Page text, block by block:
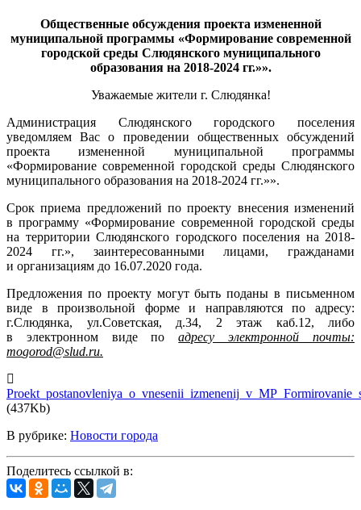
Общественные обсуждения проекта измененной
муниципальной программы «Формирование современной
городской среды Слюдянского муниципального
образования на 2018-2024 гг.»».
Уважаемые жители г. Слюдянка!
Администрация Слюдянского городского поселения
уведомляем Вас о проведении общественных обсуждений
проекта измененной муниципальной программы
«Формирование современной городской среды Слюдянского
муниципального образования на 2018-2024 гг.»».
Срок приема предложений по проекту внесения изменений
в программу «Формирование современной городской среды
на территории Слюдянского городского поселения на 2018-
2024 гг.», заинтересованными лицами, гражданами
и организациям до 16.07.2020 года.
Предложения по проекту могут быть поданы в письменном
виде в произвольной форме и направляются по адресу:
г.Слюдянка, ул.Советская, д.34, 2 этаж каб.12, либо
в электронном виде поадресу электронной почты:
mogorod@slud.ru.
(437Kb)
В рубрике: Новости города
Поделитесь ссылкой в: